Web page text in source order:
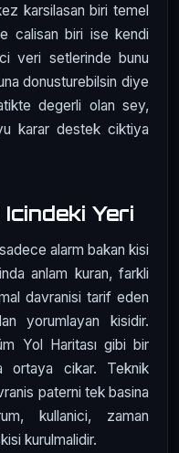
karsilasan biri temel
calisan biri ise kendi
veri setlerinde bunu
donusturebilsin diye
degerli olan sey,
karar destek ciktiya
Yeri
alarm bakan kisi
anlam kuran, farkli
davranisi tarif eden
yorumlayan kisidir.
Yol Haritası gibi bir
ortaya cikar. Teknik
paterni tek basina
kullanici, zaman
kurulmalidir.